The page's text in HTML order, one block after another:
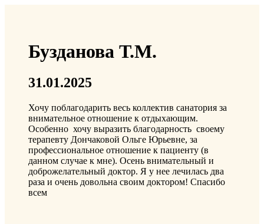
Бузданова Т.М.
31.01.2025
Хочу поблагодарить весь коллектив санатория за
внимательное отношение к отдыхающим.
Особенно хочу выразить благодарность своему
терапевту Дончаковой Ольге Юрьевне, за
профессиональное отношение к пациенту (в
данном случае к мне). Осень внимательный и
доброжелательный доктор. Я у нее лечилась два
раза и очень довольна своим доктором! Спасибо
всем